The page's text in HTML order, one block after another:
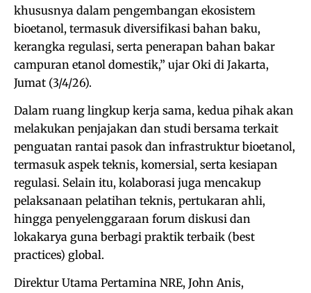
khususnya dalam pengembangan ekosistem
bioetanol, termasuk diversifikasi bahan baku,
kerangka regulasi, serta penerapan bahan bakar
campuran etanol domestik,” ujar Oki di Jakarta,
Jumat (3/4/26).
Dalam ruang lingkup kerja sama, kedua pihak akan
melakukan penjajakan dan studi bersama terkait
penguatan rantai pasok dan infrastruktur bioetanol,
termasuk aspek teknis, komersial, serta kesiapan
regulasi. Selain itu, kolaborasi juga mencakup
pelaksanaan pelatihan teknis, pertukaran ahli,
hingga penyelenggaraan forum diskusi dan
lokakarya guna berbagi praktik terbaik (best
practices) global.
Direktur Utama Pertamina NRE, John Anis,